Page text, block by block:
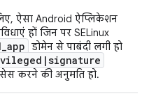
ऐसा Android ऐप्लिकेशन
हों जिन पर SELinux
_app डोमेन से पाबंदी लगी हो
|signature
करने की अनुमति हो.